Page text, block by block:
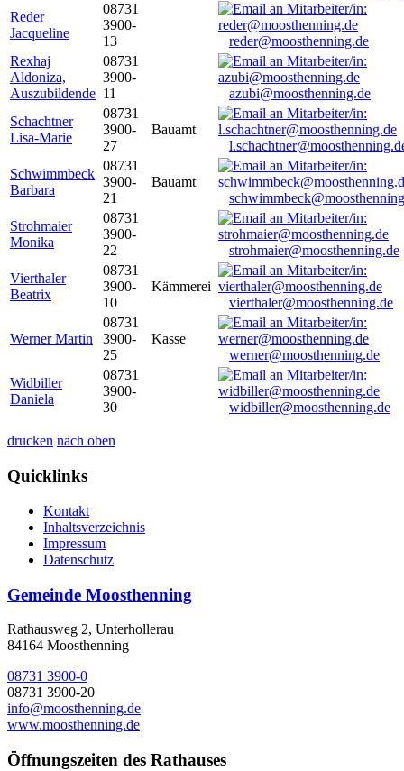
Reder
Jacqueline
08731
3900-
13
reder@moosthenning.de
Rexhaj
Aldoniza,
Auszubildende
08731
3900-
11
azubi@moosthenning.de
Schachtner
Lisa-Marie
08731
3900-
27
Bauamt
Schwimmbeck
Barbara
08731
3900-
21
Bauamt
Strohmaier
Monika
08731
3900-
22
strohmaier@moosthenning.de
Vierthaler
Beatrix
08731
3900-
10
Kämmerei
vierthaler@moosthenning.de
Werner Martin
08731
3900-
25
Kasse
werner@moosthenning.de
Widbiller
Daniela
08731
3900-
30
widbiller@moosthenning.de
drucken nach oben
Quicklinks
Kontakt
Inhaltsverzeichnis
Impressum
Datenschutz
Gemeinde Moosthenning
Rathausweg 2, Unterhollerau
84164 Moosthenning
08731 3900-0
08731 3900-20
info@moosthenning.de
www.moosthenning.de
Öffnungszeiten des Rathauses